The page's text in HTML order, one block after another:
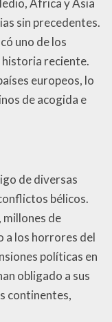
África y Asia
sin precedentes.
uno de los
historia reciente.
europeos, lo
de acogida e
de diversas
bélicos.
millones de
a los horrores del
políticas en
obligado a sus
continentes,